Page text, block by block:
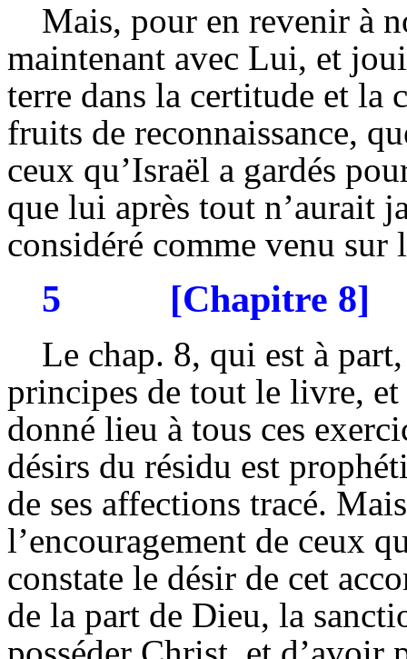
Mais, pour en revenir à
maintenant avec Lui, et
terre dans la certitude et la
fruits de reconnaissance,
ceux qu’Israël a gardés
que lui après tout n’aurait
considéré comme venu sur
5 [Chapitre 8]
Le chap. 8, qui est à
principes de tout le livre,
donné lieu à tous ces
désirs du résidu est
de ses affections tracé.
l’encouragement de ceux
constate le désir de cet
de la part de Dieu, la